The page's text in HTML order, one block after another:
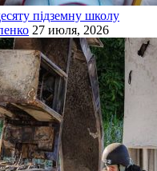
підземну школу
27 июля, 2026